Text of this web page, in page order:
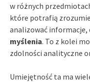
w różnych
które potrafią
analizować informacje,
myślenia. To z kolei
zdolności analityczne
Umiejętność ta ma